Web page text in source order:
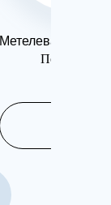
Метелева Ольга